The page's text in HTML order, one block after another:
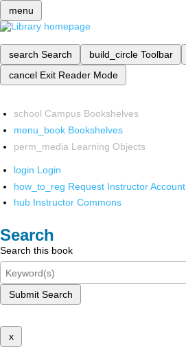
menu
search Search build_circle Toolbar
cancel Exit Reader Mode
school Campus Bookshelves
menu_book Bookshelves
perm_media Learning Objects
login Login
how_to_reg Request Instructor Account
hub Instructor Commons
Search
Search this book
Submit Search
x